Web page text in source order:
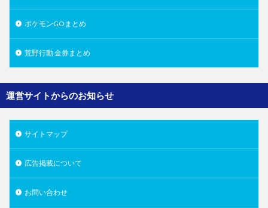
ポケモンGOまとめ
荒野行動 金券まとめ
運営サイトからのお知らせ
サイトマップ
広告掲載について
お問い合わせ